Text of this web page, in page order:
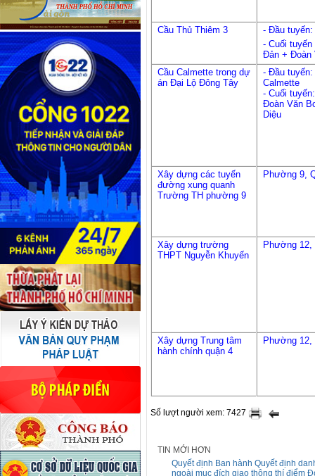
Cầu Thủ Thiêm 3
- Đầu tuyến:
- Cuối
Đản + Đoàn
Cầu Calmette trong dự
án Đại Lộ Đông Tây
- Đầu tuyến:
Calmette
- Cuối
Đoàn Văn
Diệu
Xây dựng các tuyến
đường xung quanh
Trường TH phường 9
Phường 9,
Xây dựng trường
THPT Nguyễn Khuyến
Phường 12,
Xây dựng Trung tâm
hành chính quận 4
Phường 12,
Số lượt người xem: 7427
TIN MỚI HƠN
Quyết định Ban hành Quyết định
ngoài mục đích giao thông thí điểm